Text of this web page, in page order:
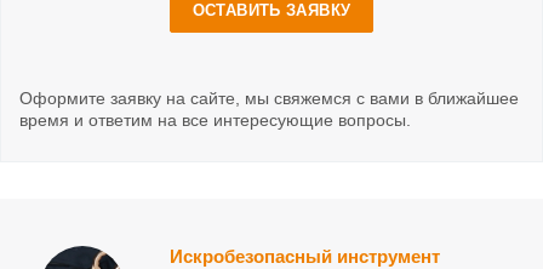
ОСТАВИТЬ ЗАЯВКУ
Оформите заявку на сайте, мы свяжемся с вами в ближайшее
время и ответим на все интересующие вопросы.
Искробезопасный инструмент